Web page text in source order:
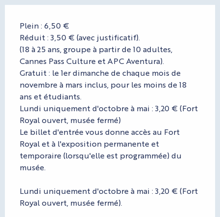
Plein : 6,50 €
Réduit : 3,50 € (avec justificatif).
(18 à 25 ans, groupe à partir de 10 adultes,
Cannes Pass Culture et APC Aventura).
Gratuit : le 1er dimanche de chaque mois de
novembre à mars inclus, pour les moins de 18
ans et étudiants.
Lundi uniquement d'octobre à mai : 3,20 € (Fort
Royal ouvert, musée fermé)
Le billet d'entrée vous donne accès au Fort
Royal et à l'exposition permanente et
temporaire (lorsqu'elle est programmée) du
musée.
Lundi uniquement d'octobre à mai : 3,20 € (Fort
Royal ouvert, musée fermé).